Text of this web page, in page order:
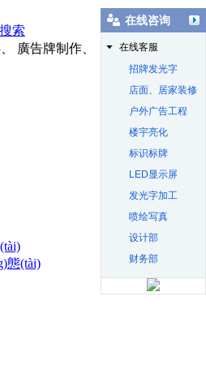
搜索
廣告牌制作、 店面裝修、 LED
態(tài)
在线咨询
在线客服
招牌发光字
店面、居家装修
户外广告工程
楼宇亮化
标识标牌
LED显示屏
发光字加工
喷绘写真
设计部
财务部